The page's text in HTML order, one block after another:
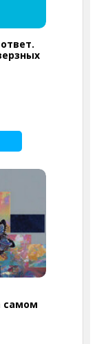
самом